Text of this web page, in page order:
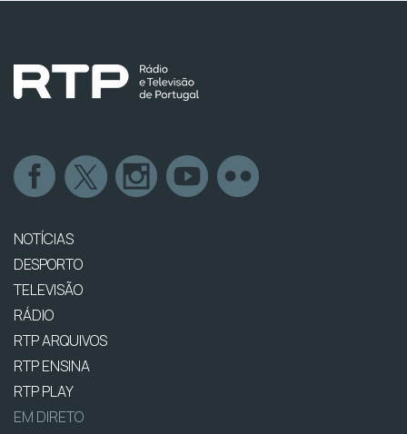
NOTÍCIAS
DESPORTO
TELEVISÃO
RÁDIO
RTP ARQUIVOS
RTP ENSINA
RTP PLAY
EM DIRETO